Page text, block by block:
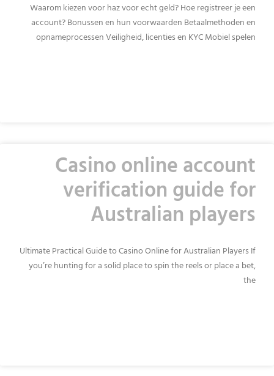
Waarom kiezen voor haz voor echt geld? Hoe registreer je een
account? Bonussen en hun voorwaarden Betaalmethoden en
opnameprocessen Veiligheid, licenties en KYC Mobiel spelen
Casino online account
verification guide for
Australian players
Ultimate Practical Guide to Casino Online for Australian Players If
you’re hunting for a solid place to spin the reels or place a bet,
the